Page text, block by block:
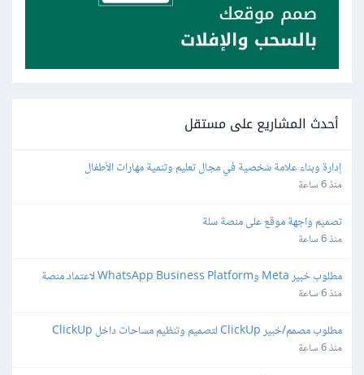
أحدث المشاريع على مستقل
إدارة وبناء علامة شخصية في مجال تعليم وتنمية مهارات الأطفال
منذ 6 ساعة
تصميم واجهة موقع على منصة سلة
منذ 6 ساعة
واتساب
منذ 6 ساعة
مطلوب مصمم/خبير ClickUp لتصميم وتنظيم مساحات داخل ClickUp
منذ 6 ساعة